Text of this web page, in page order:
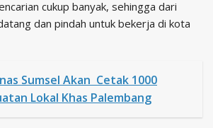
cukup banyak, sehingga dari
dan pindah untuk bekerja di kota
Sumsel Akan Cetak 1000
Lokal Khas Palembang